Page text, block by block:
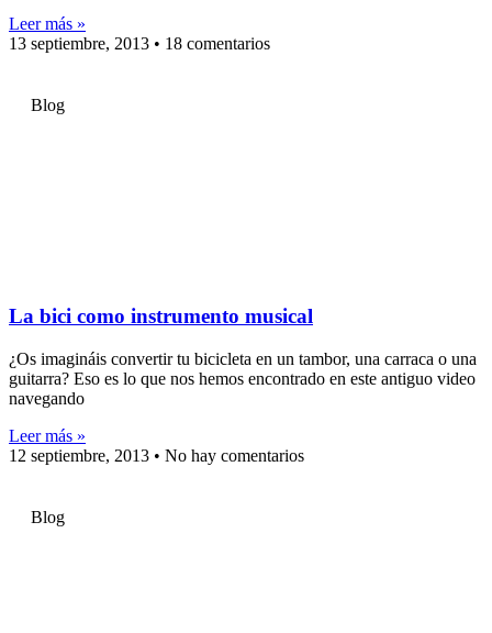
Leer más »
13 septiembre, 2013
18 comentarios
Blog
La bici como instrumento musical
¿Os imagináis convertir tu bicicleta en un tambor, una carraca o una
guitarra? Eso es lo que nos hemos encontrado en este antiguo video
navegando
Leer más »
12 septiembre, 2013
No hay comentarios
Blog